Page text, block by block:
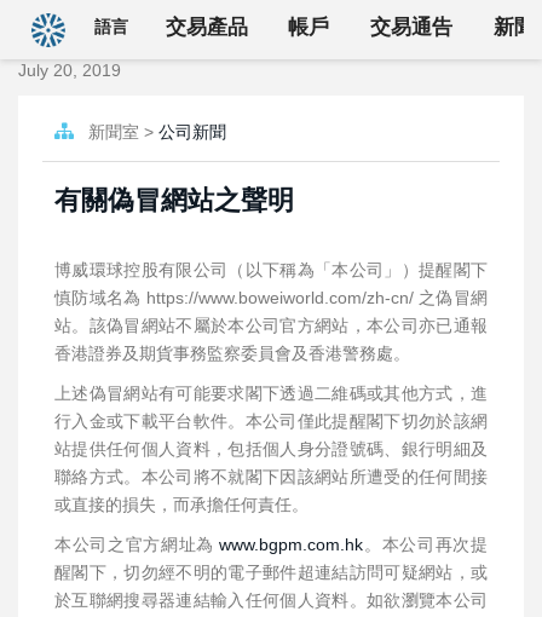
回首頁
語言 交易產品 帳戶 交易通告 新聞
July 20, 2019
新聞室 > 公司新聞
有關偽冒網站之聲明
博威環球控股有限公司（以下稱為「本公司」）提醒閣下
慎防域名為 https://www.boweiworld.com/zh-cn/ 之偽冒網
站。該偽冒網站不屬於本公司官方網站，本公司亦已通報
香港證券及期貨事務監察委員會及香港警務處。
上述偽冒網站有可能要求閣下透過二維碼或其他方式，進
行入金或下載平台軟件。本公司僅此提醒閣下切勿於該網
站提供任何個人資料，包括個人身分證號碼、銀行明細及
聯絡方式。本公司將不就閣下因該網站所遭受的任何間接
或直接的損失，而承擔任何責任。
本公司之官方網址為www.bgpm.com.hk。本公司再次提
醒閣下，切勿經不明的電子郵件超連結訪問可疑網站，或
於互聯網搜尋器連結輸入任何個人資料。如欲瀏覽本公司